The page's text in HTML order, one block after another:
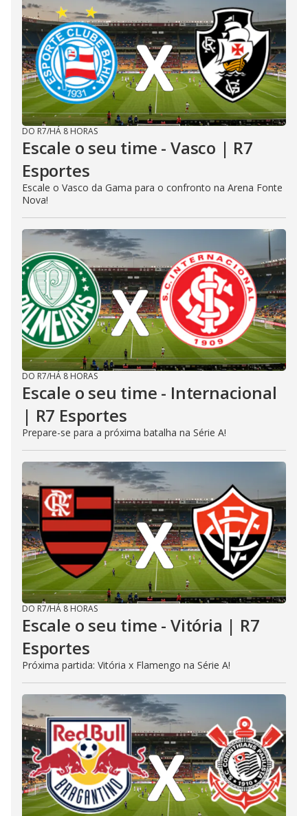
DO R7/HÁ 8 HORAS
Escale o seu time - Vasco | R7
Esportes
Escale o Vasco da Gama para o confronto na Arena Fonte
Nova!
DO R7/HÁ 8 HORAS
Escale o seu time - Internacional
| R7 Esportes
Prepare-se para a próxima batalha na Série A!
DO R7/HÁ 8 HORAS
Escale o seu time - Vitória | R7
Esportes
Próxima partida: Vitória x Flamengo na Série A!